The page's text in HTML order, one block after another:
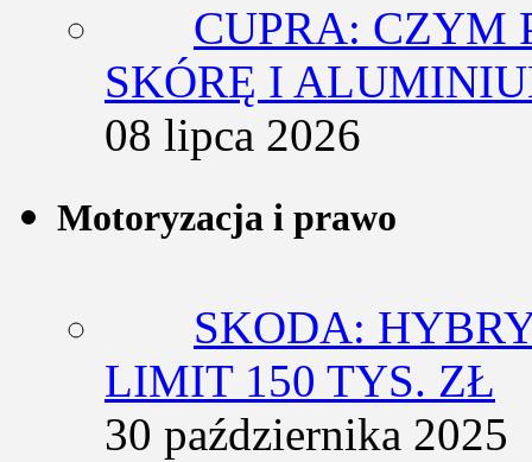
CUPRA: CZYM
SKÓRĘ I
08 lipca 2026
Motoryzacja i prawo
SKODA:
LIMIT 150 TYS. ZŁ
30 października 2025